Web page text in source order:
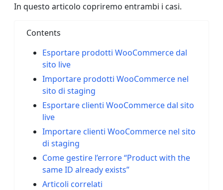
In questo articolo copriremo entrambi i casi.
Contents
Esportare prodotti WooCommerce dal
sito live
Importare prodotti WooCommerce nel
sito di staging
Esportare clienti WooCommerce dal sito
live
Importare clienti WooCommerce nel sito
di staging
Come gestire l’errore “Product with the
same ID already exists”
Articoli correlati